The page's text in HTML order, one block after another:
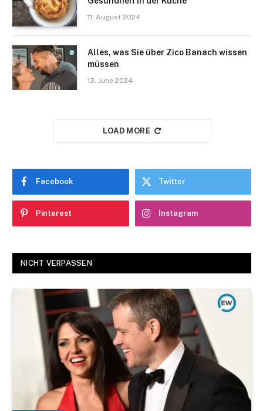
11. August 2024
Alles, was Sie über Zico Banach wissen
müssen
13. June 2024
LOAD MORE
Facebook Twitter
Pinterest Instagram
NICHT VERPASSEN